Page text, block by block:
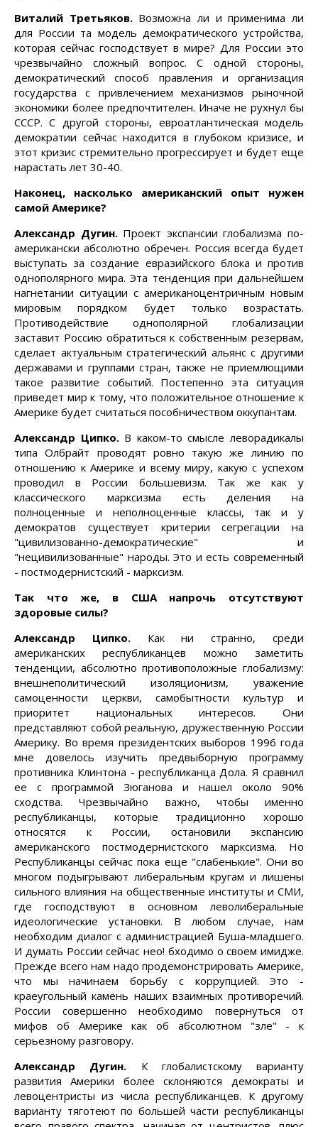
Виталий Третьяков.Возможна ли и применима ли
для России та модель демократического устройства,
которая сейчас господствует в мире? Для России это
чрезвычайно сложный вопрос. С одной стороны,
демократический способ правления и организация
государства с привлечением механизмов рыночной
экономики более предпочтителен. Иначе не рухнул бы
СССР. С другой стороны, евроатлантическая модель
демократии сейчас находится в глубоком кризисе, и
этот кризис стремительно прогрессирует и будет еще
нарастать лет 30-40.
Наконец, насколько американский опыт нужен
самой Америке?
Александр Дугин.Проект экспансии глобализма по-
американски абсолютно обречен. Россия всегда будет
выступать за создание евразийского блока и против
однополярного мира. Эта тенденция при дальнейшем
нагнетании ситуации с американоцентричным новым
мировым порядком будет только возрастать.
Противодействие однополярной глобализации
заставит Россию обратиться к собственным резервам,
сделает актуальным стратегический альянс с другими
державами и группами стран, также не приемлющими
такое развитие событий. Постепенно эта ситуация
приведет мир к тому, что положительное отношение к
Америке будет считаться пособничеством оккупантам.
Александр Ципко.В каком-то смысле леворадикалы
типа Олбрайт проводят ровно такую же линию по
отношению к Америке и всему миру, какую с успехом
проводил в России большевизм. Так же как у
классического марксизма есть деления на
полноценные и неполноценные классы, так и у
демократов существует критерии сегрегации на
"цивилизованно-демократические" и
"нецивилизованные" народы. Это и есть современный
- постмодернистский - марксизм.
Так что же, в США напрочь отсутствуют
здоровые силы?
Александр Ципко.Как ни странно, среди
американских республиканцев можно заметить
тенденции, абсолютно противоположные глобализму:
внешнеполитический изоляционизм, уважение
самоценности церкви, самобытности культур и
приоритет национальных интересов. Они
представляют собой реальную, дружественную России
Америку. Во время президентских выборов 1996 года
мне довелось изучить предвыборную программу
противника Клинтона - республиканца Дола. Я сравнил
ее с программой Зюганова и нашел около 90%
сходства. Чрезвычайно важно, чтобы именно
республиканцы, которые традиционно хорошо
относятся к России, остановили экспансию
американского постмодернистского марксизма. Но
Республиканцы сейчас пока еще "слабенькие". Они во
многом подыгрывают либеральным кругам и лишены
сильного влияния на общественные институты и СМИ,
где господствуют в основном леволиберальные
идеологические установки. В любом случае, нам
необходим диалог с администрацией Буша-младшего.
И думать России сейчас нео! бходимо о своем имидже.
Прежде всего нам надо продемонстрировать Америке,
что мы начинаем борьбу с коррупцией. Это -
краеугольный камень наших взаимных противоречий.
России совершенно необходимо повернуться от
мифов об Америке как об абсолютном "зле" - к
серьезному разговору.
Александр Дугин. К глобалистскому варианту
развития Америки более склоняются демократы и
левоцентристы из числа республиканцев. К другому
варианту тяготеют по большей части республиканцы